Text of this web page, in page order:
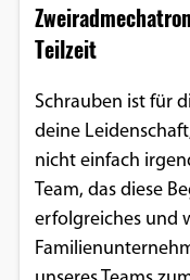
Teilzeit
Schrauben ist für
deine
nicht einfach
Team, das diese
erfolgreiches und